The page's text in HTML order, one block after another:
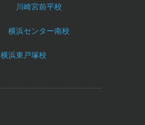
川崎宮前平校
横浜センター南校
横浜東戸塚校